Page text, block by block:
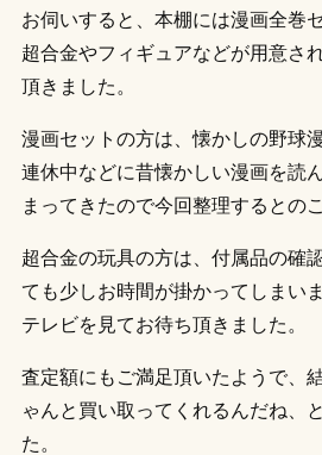
お伺いすると、本棚には漫画全巻
超合金やフィギュアなどが用意さ
頂きました。
漫画セットの方は、懐かしの野球
連休中などに昔懐かしい漫画を読
まってきたので今回整理するとの
超合金の玩具の方は、付属品の確
ても少しお時間が掛かってしまい
テレビを見てお待ち頂きました。
査定額にもご満足頂いたようで、
ゃんと買い取ってくれるんだね、
た。